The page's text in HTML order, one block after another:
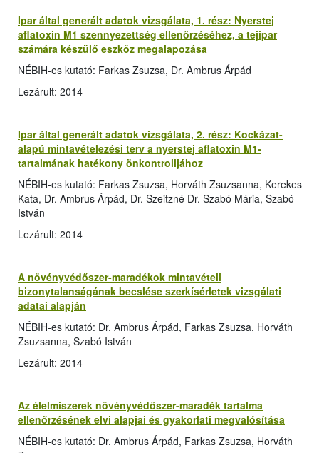
Ipar által generált adatok vizsgálata, 1. rész: Nyerstej
aflatoxin M1 szennyezettség ellenőrzéséhez, a tejipar
számára készülő eszköz megalapozása
NÉBIH-es kutató: Farkas Zsuzsa, Dr. Ambrus Árpád
Lezárult: 2014
Ipar által generált adatok vizsgálata, 2. rész: Kockázat-
alapú mintavételezési terv a nyerstej aflatoxin M1-
tartalmának hatékony önkontrolljához
NÉBIH-es kutató: Farkas Zsuzsa, Horváth Zsuzsanna, Kerekes
Kata, Dr. Ambrus Árpád, Dr. Szeitzné Dr. Szabó Mária, Szabó
István
Lezárult: 2014
A növényvédőszer-maradékok mintavételi
bizonytalanságának becslése szerkísérletek vizsgálati
adatai alapján
NÉBIH-es kutató: Dr. Ambrus Árpád, Farkas Zsuzsa, Horváth
Zsuzsanna, Szabó István
Lezárult: 2014
Az élelmiszerek növényvédőszer-maradék tartalma
ellenőrzésének elvi alapjai és gyakorlati megvalósítása
NÉBIH-es kutató: Dr. Ambrus Árpád, Farkas Zsuzsa, Horváth